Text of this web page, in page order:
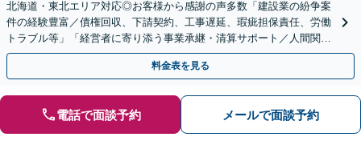
北海道・東北エリア対応◎お客様から感謝の声多数「建設業の紛争案
件の経験豊富／債権回収、下請契約、工事遅延、瑕疵担保責任、労働
トラブル等」「経営者に寄り添う事業承継・清算サポート／人間関係
を含め総合的アドバイス」顧問契約／WEB面談／夜間相談
料金表を見る
電話で面談予約 メールで面談予約